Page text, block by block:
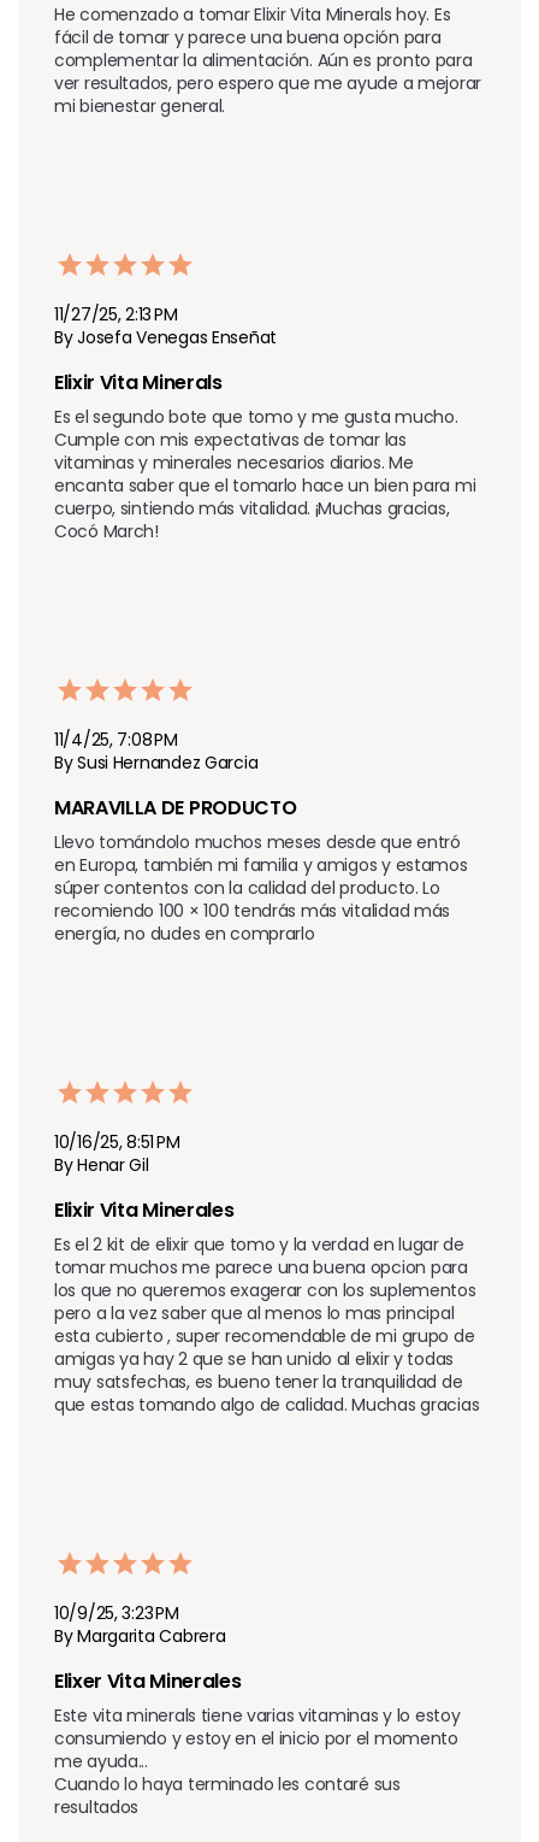
He comenzado a tomar Elixir Vita Minerals hoy. Es
fácil de tomar y parece una buena opción para
complementar la alimentación. Aún es pronto para
ver resultados, pero espero que me ayude a mejorar
mi bienestar general.
11/27/25, 2:13 PM
By Josefa Venegas Enseñat
Elixir Vita Minerals
Es el segundo bote que tomo y me gusta mucho.
Cumple con mis expectativas de tomar las
vitaminas y minerales necesarios diarios. Me
encanta saber que el tomarlo hace un bien para mi
cuerpo, sintiendo más vitalidad. ¡Muchas gracias,
Cocó March!
11/4/25, 7:08 PM
By Susi Hernandez Garcia
MARAVILLA DE PRODUCTO
Llevo tomándolo muchos meses desde que entró
en Europa, también mi familia y amigos y estamos
súper contentos con la calidad del producto. Lo
recomiendo 100 × 100 tendrás más vitalidad más
energía, no dudes en comprarlo
10/16/25, 8:51 PM
By Henar Gil
Elixir Vita Minerales
Es el 2 kit de elixir que tomo y la verdad en lugar de
tomar muchos me parece una buena opcion para
los que no queremos exagerar con los suplementos
pero a la vez saber que al menos lo mas principal
esta cubierto , super recomendable de mi grupo de
amigas ya hay 2 que se han unido al elixir y todas
muy satsfechas, es bueno tener la tranquilidad de
que estas tomando algo de calidad. Muchas gracias
10/9/25, 3:23 PM
By Margarita Cabrera
Elixer Vita Minerales
Este vita minerals tiene varias vitaminas y lo estoy
consumiendo y estoy en el inicio por el momento
me ayuda...
Cuando lo haya terminado les contaré sus
resultados